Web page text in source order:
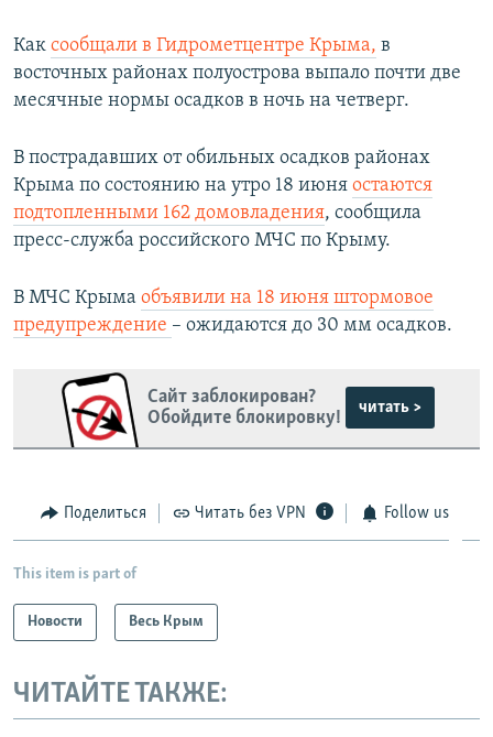
Как сообщали в Гидрометцентре Крыма, в
восточных районах полуострова выпало почти две
месячные нормы осадков в ночь на четверг.
В пострадавших от обильных осадков районах
Крыма по состоянию на утро 18 июня остаются
подтопленными 162 домовладения, сообщила
пресс-служба российского МЧС по Крыму.
В МЧС Крыма объявили на 18 июня штормовое
предупреждение – ожидаются до 30 мм осадков.
Сайт заблокирован?
Обойдите блокировку!
читать >
Поделиться Читать без VPN Follow us
This item is part of
Новости Весь Крым
ЧИТАЙТЕ ТАКЖЕ: